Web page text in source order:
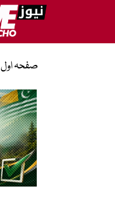
صفحہ اول